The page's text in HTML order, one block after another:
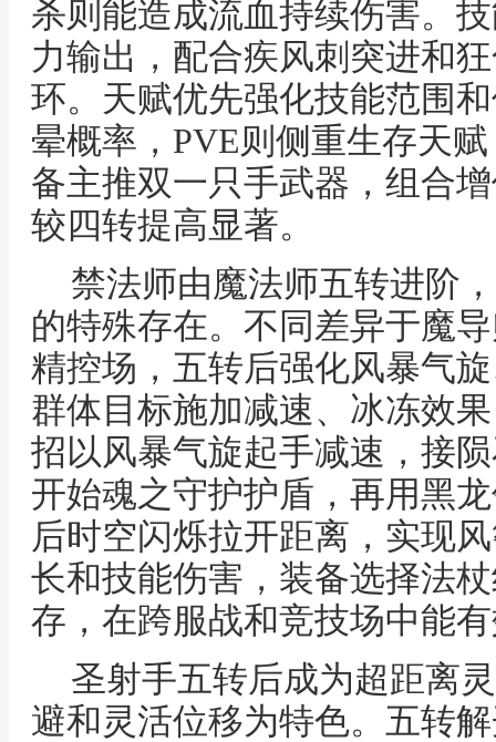
杀则能造成流血持续伤害。
力输出，配合疾风刺突进和
环。天赋优先强化技能范围
晕概率，PVE则侧重生存天
备主推双一只手武器，组合
较四转提高显著。
禁法师由魔法师五转进阶
的特殊存在。不同差异于魔
精控场，五转后强化风暴气
群体目标施加减速、冰冻效
招以风暴气旋起手减速，接
开始魂之守护护盾，再用黑
后时空闪烁拉开距离，实现
长和技能伤害，装备选择法
存，在跨服战和竞技场中能
圣射手五转后成为超距离
避和灵活位移为特色。五转